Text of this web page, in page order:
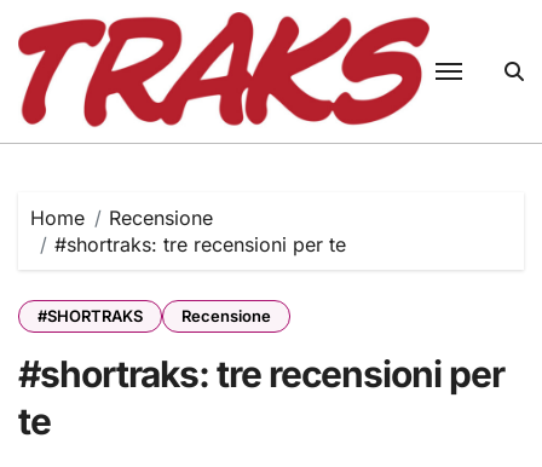
content
Home
Recensione
#shortraks: tre recensioni per te
#SHORTRAKS Recensione
#shortraks: tre recensioni per
te